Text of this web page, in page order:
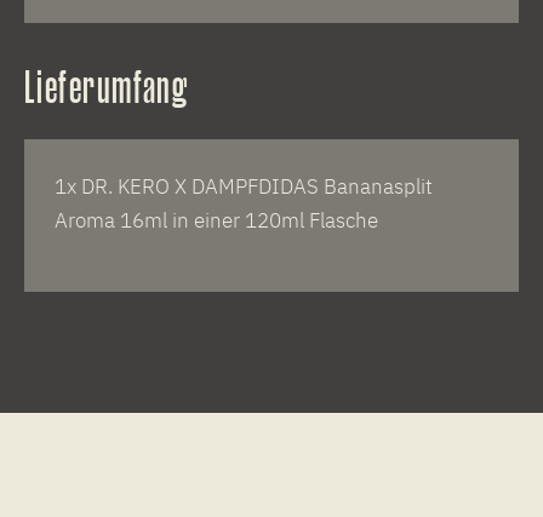
Lieferumfang
1x DR. KERO X DAMPFDIDAS Bananasplit
Aroma 16ml in einer 120ml Flasche